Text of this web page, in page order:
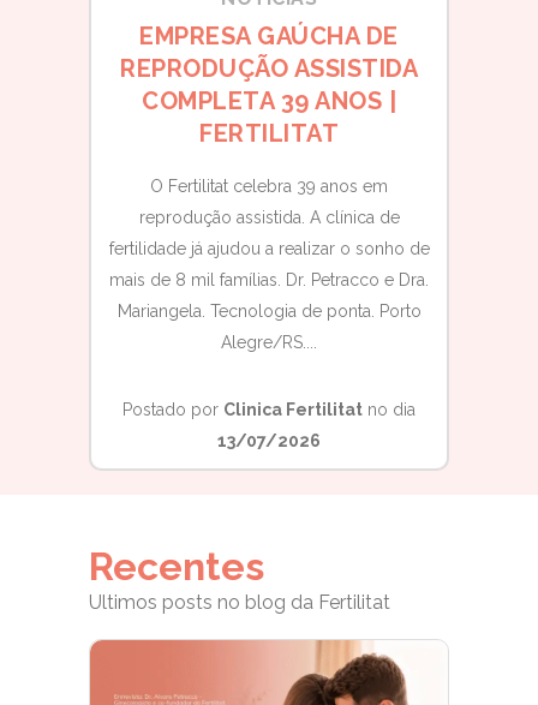
EMPRESA GAÚCHA DE
REPRODUÇÃO ASSISTIDA
COMPLETA 39 ANOS |
FERTILITAT
O Fertilitat celebra 39 anos em
reprodução assistida. A clínica de
fertilidade já ajudou a realizar o sonho de
mais de 8 mil famílias. Dr. Petracco e Dra.
Mariangela. Tecnologia de ponta. Porto
Alegre/RS....
Postado por Clinica Fertilitat no dia
13/07/2026
Recentes
Ultimos posts no blog da Fertilitat